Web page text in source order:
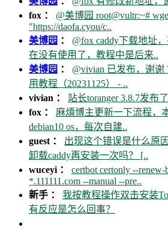
fox ： @美博园 root@vultr:~#
"https://daofa.cyou/c..
美博园 ： @fox caddy下载地址
在没有使用了，教程中是后来..
美博园 ： @vivian 已发布，谢谢
用教程（20231125） - ..
vivian ： 站长toranger 3.8.7发布了
fox ： 麻煩博主更新一下流程，
debian10 os，每次自建..
guest ： 出现这个错误是什么原
卸载caddy再安装一次吗？ [..
wuceyi ： certbot certonly --renew-
*.111111.com --manual --pre..
新手 ： 我按教程操作双击安装
有反应是怎么回事？